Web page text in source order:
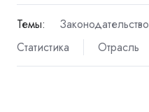
Темы: Законодательство
Статистика
Отрасль